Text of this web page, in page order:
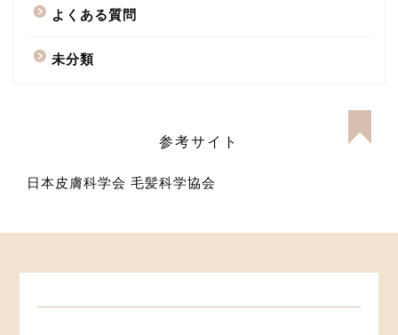
よくある質問
未分類
参考サイト
日本皮膚科学会 毛髪科学協会